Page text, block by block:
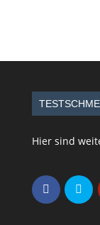
Hier sind